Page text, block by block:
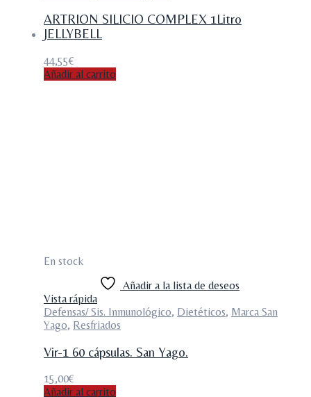
ARTRION SILICIO COMPLEX 1Litro
JELLYBELL
44,55€
Añadir al carrito
En stock
Añadir a la lista de deseos
Vista rápida
Defensas/ Sis. Inmunológico, Dietéticos, Marca San
Yago, Resfriados
Vir-1 60 cápsulas. San Yago.
15,00€
Añadir al carrito